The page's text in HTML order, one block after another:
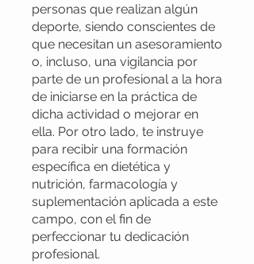
personas que realizan algún
deporte, siendo conscientes de
que necesitan un asesoramiento
o, incluso, una vigilancia por
parte de un profesional a la hora
de iniciarse en la práctica de
dicha actividad o mejorar en
ella. Por otro lado, te instruye
para recibir una formación
específica en dietética y
nutrición, farmacología y
suplementación aplicada a este
campo, con el fin de
perfeccionar tu dedicación
profesional.